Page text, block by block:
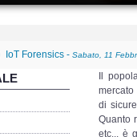
IoT Forensics - Sabato, 11
Il
mercato
di
Quanto
etc... è